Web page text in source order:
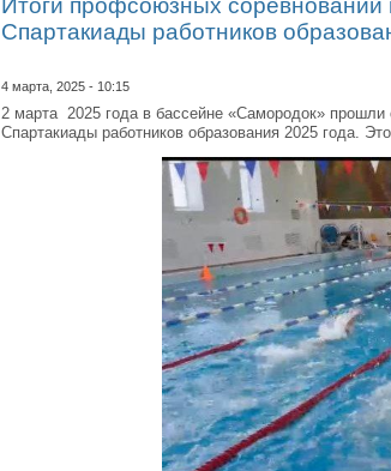
Итоги профсоюзных
Спартакиады работников
4 марта, 2025 - 10:15
2 марта 2025 года в бассейне «Самородок»
Спартакиады работников образования 2025 года.